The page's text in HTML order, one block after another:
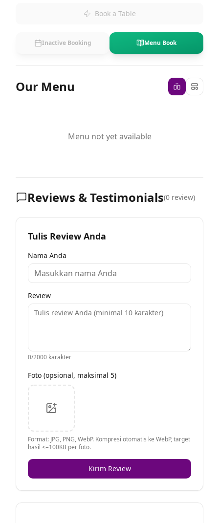
Book a Table
Inactive Booking Menu Book
Our Menu
Menu not yet available
Reviews & Testimonials(0 review)
Tulis Review Anda
Nama Anda
Review
0/2000 karakter
Foto (opsional, maksimal 5)
Format: JPG, PNG, WebP. Kompresi otomatis ke WebP, target
hasil <=100KB per foto.
Kirim Review